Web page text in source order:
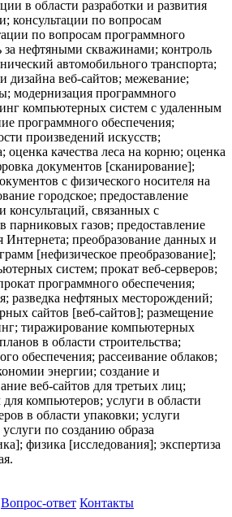
в области разработки и развития
консультации по вопросам
по вопросам программного
за нефтяными скважинами; контроль
автомобильного транспорта;
дизайна веб-сайтов; межевание;
модернизация программного
компьютерных систем с удаленным
программного обеспечения;
произведений искусств;
оценка качества леса на корню; оценка
документов [сканирование];
с физического носителя на
городское; предоставление
связанных с
парниковых газов; предоставление
Интернета; преобразование данных и
[нефизическое преобразование];
систем; прокат веб-серверов;
программного обеспечения;
разведка нефтяных месторождений;
сайтов [веб-сайтов]; размещение
тиражирование компьютерных
в области строительства;
обеспечения; рассеивание облаков;
энергии; создание и
веб-сайтов для третьих лиц;
компьютеров; услуги в области
в области упаковки; услуги
по созданию образа
физика [исследования]; экспертиза
Вопрос-ответ Контакты